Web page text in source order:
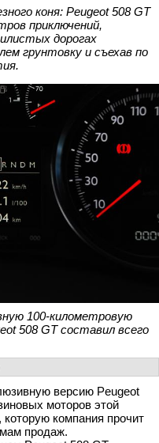
коня: Peugeot 508 GT
приключений,
дорогах
грунтовку и съехав по
100-километровую
508 GT составил всего
версию Peugeot
моторов этой
компания прочит
продаж.